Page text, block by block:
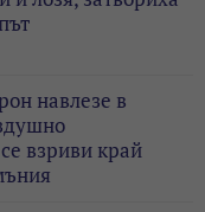
навлезе в
взриви край